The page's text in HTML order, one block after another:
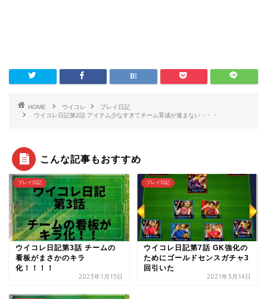
HOME ウイコレ
プレイ日記
ウイコレ日記第2話 アイテム少なすぎてチーム育成が進まない・・・
こんな記事もおすすめ
プレイ日記
ウイコレ日記第3話 チームの
看板がまさかのキラ
化！！！！
2023年1月15日
プレイ日記
ウイコレ日記第7話 GK強化の
ためにゴールドセンスガチャ3
回引いた
2021年3月14日